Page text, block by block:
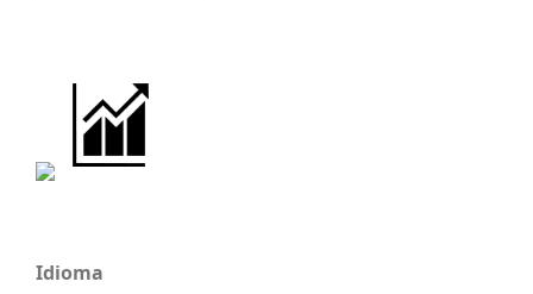
Idioma